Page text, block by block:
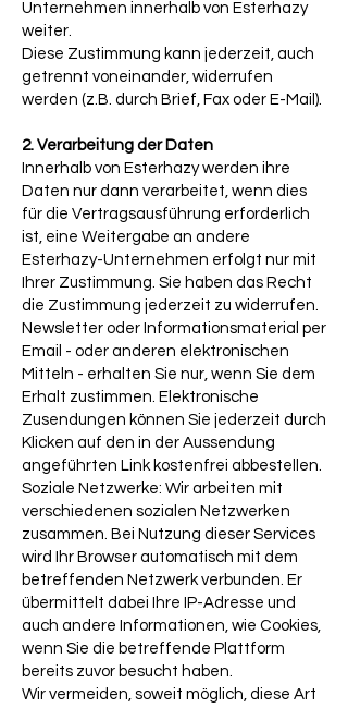
Unternehmen innerhalb von Esterhazy
weiter.
Diese Zustimmung kann jederzeit, auch
getrennt voneinander, widerrufen
werden (z.B. durch Brief, Fax oder E-Mail).
2. Verarbeitung der Daten
Innerhalb von Esterhazy werden ihre
Daten nur dann verarbeitet, wenn dies
für die Vertragsausführung erforderlich
ist, eine Weitergabe an andere
Esterhazy-Unternehmen erfolgt nur mit
Ihrer Zustimmung. Sie haben das Recht
die Zustimmung jederzeit zu widerrufen.
Newsletter oder Informationsmaterial per
Email - oder anderen elektronischen
Mitteln - erhalten Sie nur, wenn Sie dem
Erhalt zustimmen. Elektronische
Zusendungen können Sie jederzeit durch
Klicken auf den in der Aussendung
angeführten Link kostenfrei abbestellen.
Soziale Netzwerke: Wir arbeiten mit
verschiedenen sozialen Netzwerken
zusammen. Bei Nutzung dieser Services
wird Ihr Browser automatisch mit dem
betreffenden Netzwerk verbunden. Er
übermittelt dabei Ihre IP-Adresse und
auch andere Informationen, wie Cookies,
wenn Sie die betreffende Plattform
bereits zuvor besucht haben.
Wir vermeiden, soweit möglich, diese Art